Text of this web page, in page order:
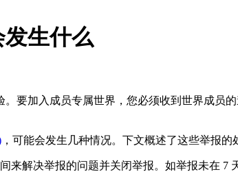
生什么
要加入成员专属世界，您必须收到世界成员
，可能会发生几种情况。下文概述了这些举报的
来解决举报的问题并关闭举报。如举报未在 7